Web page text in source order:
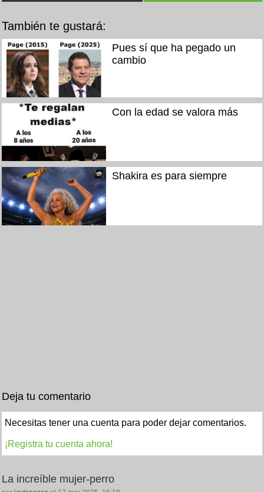
También te gustará:
Pues sí que ha pegado un
cambio
Con la edad se valora más
Shakira es para siempre
Deja tu comentario
Necesitas tener una cuenta para poder dejar comentarios.
¡Registra tu cuenta ahora!
La increíble mujer-perro